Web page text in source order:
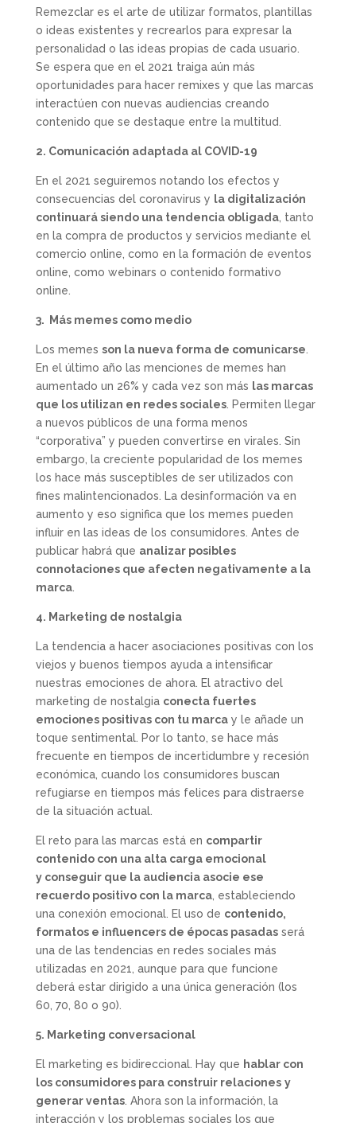
Remezclar es el arte de utilizar formatos, plantillas
o ideas existentes y recrearlos para expresar la
personalidad o las ideas propias de cada usuario.
Se espera que en el 2021 traiga aún más
oportunidades para hacer remixes y que las marcas
interactúen con nuevas audiencias creando
contenido que se destaque entre la multitud.
2. Comunicación adaptada al COVID-19
En el 2021 seguiremos notando los efectos y
consecuencias del coronavirus y la digitalización
continuará siendo una tendencia obligada, tanto
en la compra de productos y servicios mediante el
comercio online, como en la formación de eventos
online, como webinars o contenido formativo
online.
3. Más memes como medio
Los memes son la nueva forma de comunicarse
En el último año las menciones de memes han
aumentado un 26% y cada vez son más las marcas
que los utilizan en redes sociales. Permiten llegar
a nuevos públicos de una forma menos
“corporativa” y pueden convertirse en virales. Sin
embargo, la creciente popularidad de los memes
los hace más susceptibles de ser utilizados con
fines malintencionados. La desinformación va en
aumento y eso significa que los memes pueden
influir en las ideas de los consumidores. Antes de
publicar habrá que analizar posibles
connotaciones que afecten negativamente a la
marca.
4. Marketing de nostalgia
La tendencia a hacer asociaciones positivas con los
viejos y buenos tiempos ayuda a intensificar
nuestras emociones de ahora. El atractivo del
marketing de nostalgia conecta fuertes
emociones positivas con tu marcay le añade un
toque sentimental. Por lo tanto, se hace más
frecuente en tiempos de incertidumbre y recesión
económica, cuando los consumidores buscan
refugiarse en tiempos más felices para distraerse
de la situación actual.
El reto para las marcas está en compartir
contenido con una alta carga emocional
y conseguir que la audiencia asocie ese
recuerdo positivo con la marca, estableciendo
una conexión emocional. El uso de contenido,
formatos e influencers de épocas pasadasserá
una de las tendencias en redes sociales más
utilizadas en 2021, aunque para que funcione
deberá estar dirigido a una única generación (los
60, 70, 80 o 90).
5. Marketing conversacional
El marketing es bidireccional. Hay que hablar con
los consumidores para construir relaciones y
generar ventas. Ahora son la información, la
interacción y los problemas sociales los que